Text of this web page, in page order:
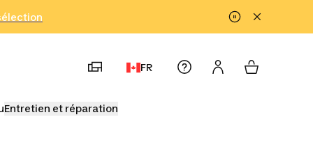
FR
Entretien et réparation